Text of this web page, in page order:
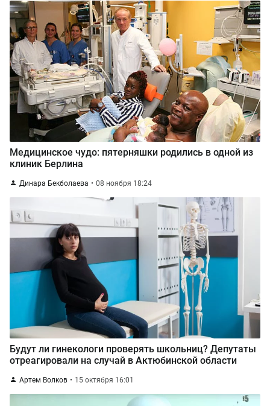
Медицинское чудо: пятерняшки родились в одной из
клиник Берлина
Динара Бекболаева 08 ноября 18:24
Будут ли гинекологи проверять школьниц? Депутаты
отреагировали на случай в Актюбинской области
Артем Волков 15 октября 16:01